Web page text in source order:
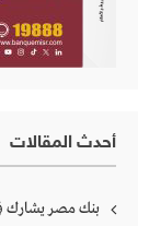
أحدث المقالات
بنك مصر يشارك